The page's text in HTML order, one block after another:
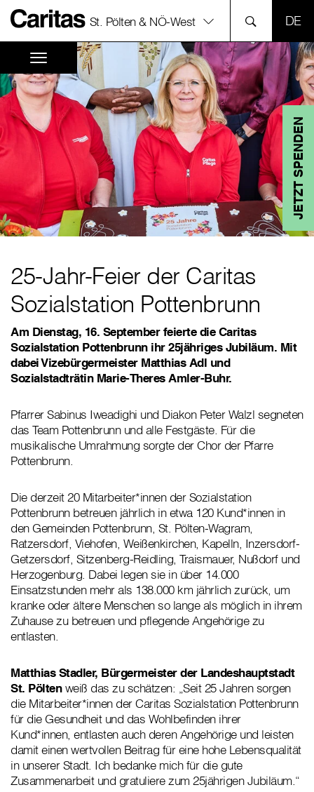
St. Pölten & NÖ-West
JETZT SPENDEN
25-Jahr-Feier der Caritas
Sozialstation Pottenbrunn
Am Dienstag, 16. September feierte die Caritas
Sozialstation Pottenbrunn ihr 25jähriges Jubiläum. Mit
dabei Vizebürgermeister Matthias Adl und
Sozialstadträtin Marie-Theres Amler-Buhr.
Pfarrer Sabinus Iweadighi und Diakon Peter Walzl segneten
das Team Pottenbrunn und alle Festgäste. Für die
musikalische Umrahmung sorgte der Chor der Pfarre
Pottenbrunn.
Die derzeit 20 Mitarbeiter*innen der Sozialstation
Pottenbrunn betreuen jährlich in etwa 120 Kund*innen in
den Gemeinden Pottenbrunn, St. Pölten-Wagram,
Ratzersdorf, Viehofen, Weißenkirchen, Kapelln, Inzersdorf-
Getzersdorf, Sitzenberg-Reidling, Traismauer, Nußdorf und
Herzogenburg. Dabei legen sie in über 14.000
Einsatzstunden mehr als 138.000 km jährlich zurück, um
kranke oder ältere Menschen so lange als möglich in ihrem
Zuhause zu betreuen und pflegende Angehörige zu
entlasten.
Matthias Stadler, Bürgermeister der Landeshauptstadt
St. Pöltenweiß das zu schätzen: „Seit 25 Jahren sorgen
die Mitarbeiter*innen der Caritas Sozialstation Pottenbrunn
für die Gesundheit und das Wohlbefinden ihrer
Kund*innen, entlasten auch deren Angehörige und leisten
damit einen wertvollen Beitrag für eine hohe Lebensqualität
in unserer Stadt. Ich bedanke mich für die gute
Zusammenarbeit und gratuliere zum 25jährigen Jubiläum.“